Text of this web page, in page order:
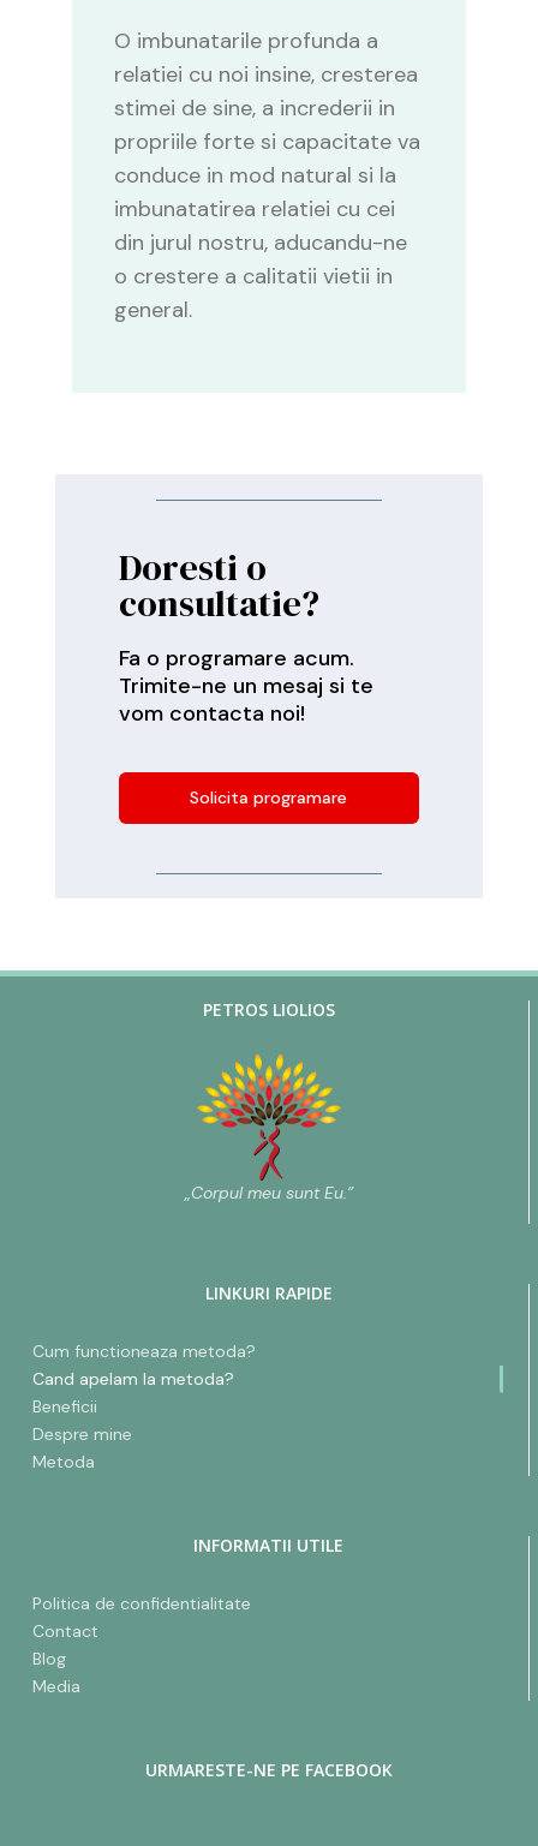
O imbunatarile profunda a
relatiei cu noi insine, cresterea
stimei de sine, a increderii in
propriile forte si capacitate va
conduce in mod natural si la
imbunatatirea relatiei cu cei
din jurul nostru, aducandu-ne
o crestere a calitatii vietii in
general.
Doresti o
consultatie?
Fa o programare acum.
Trimite-ne un mesaj si te
vom contacta noi!
Solicita programare
PETROS LIOLIOS
„Corpul meu sunt Eu.”
LINKURI RAPIDE
Cum functioneaza metoda?
Cand apelam la metoda?
Beneficii
Despre mine
Metoda
INFORMATII UTILE
Politica de confidentialitate
Contact
Blog
Media
URMARESTE-NE PE FACEBOOK